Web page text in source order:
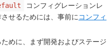
コンフィグレーションレ
せるためには、事前に コンフィ
めに、まず開発およびステージ